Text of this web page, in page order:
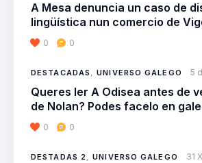
A Mesa denuncia un caso de
lingüística nun comercio de
0 0
DESTACADAS ,UNIVERSO GALEGO 5
Queres ler A Odisea antes de
de Nolan? Podes facelo en
0 0
DESTADAS 2,UNIVERSO GALEGO 31